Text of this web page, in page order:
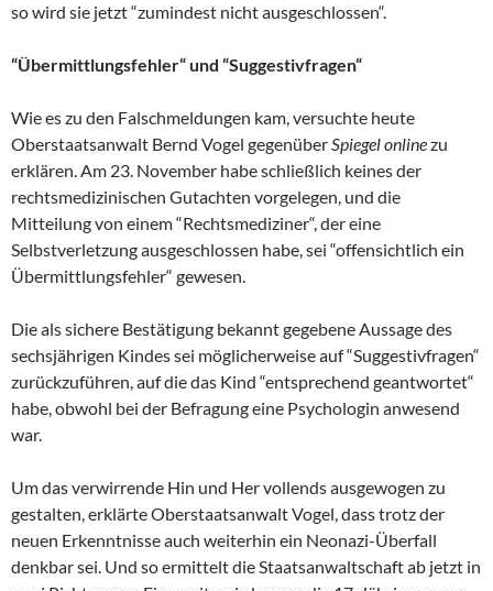
so wird sie jetzt “zumindest nicht ausgeschlossen“.
“Übermittlungsfehler“ und “Suggestivfragen“
Wie es zu den Falschmeldungen kam, versuchte heute
Oberstaatsanwalt Bernd Vogel gegenüberSpiegel onlinezu
erklären. Am 23. November habe schließlich keines der
rechtsmedizinischen Gutachten vorgelegen, und die
Mitteilung von einem “Rechtsmediziner“, der eine
Selbstverletzung ausgeschlossen habe, sei “offensichtlich ein
Übermittlungsfehler“ gewesen.
Die als sichere Bestätigung bekannt gegebene Aussage des
sechsjährigen Kindes sei möglicherweise auf “Suggestivfragen“
zurückzuführen, auf die das Kind “entsprechend geantwortet“
habe, obwohl bei der Befragung eine Psychologin anwesend
war.
Um das verwirrende Hin und Her vollends ausgewogen zu
gestalten, erklärte Oberstaatsanwalt Vogel, dass trotz der
neuen Erkenntnisse auch weiterhin ein Neonazi-Überfall
denkbar sei. Und so ermittelt die Staatsanwaltschaft ab jetzt in